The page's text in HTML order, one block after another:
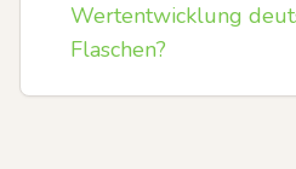
Wertentwicklung
Flaschen?